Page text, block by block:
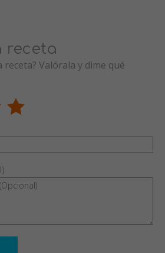
receta
Valórala y dime qué